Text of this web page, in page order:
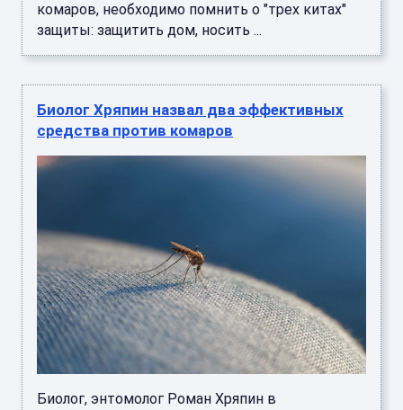
комаров, необходимо помнить о "трех китах"
защиты: защитить дом, носить ...
Биолог Хряпин назвал два эффективных
средства против комаров
Биолог, энтомолог Роман Хряпин в